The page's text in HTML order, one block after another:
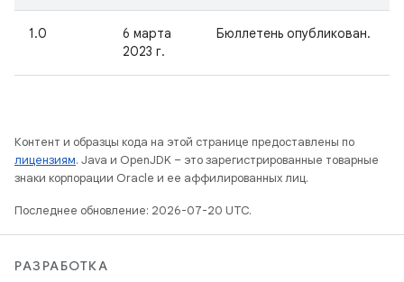
1.0
6 марта
2023 г.
Бюллетень опубликован.
Контент и образцы кода на этой странице предоставлены по
лицензиям. Java и OpenJDK – это зарегистрированные товарные
знаки корпорации Oracle и ее аффилированных лиц.
Последнее обновление: 2026-07-20 UTC.
РАЗРАБОТКА